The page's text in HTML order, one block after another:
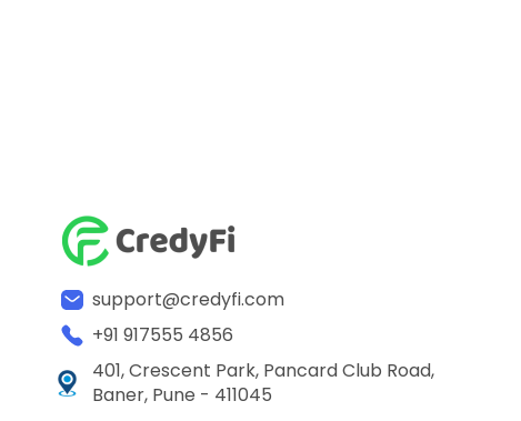
support@credyfi.com
+91 917555 4856
401, Crescent Park, Pancard Club Road,
Baner, Pune - 411045